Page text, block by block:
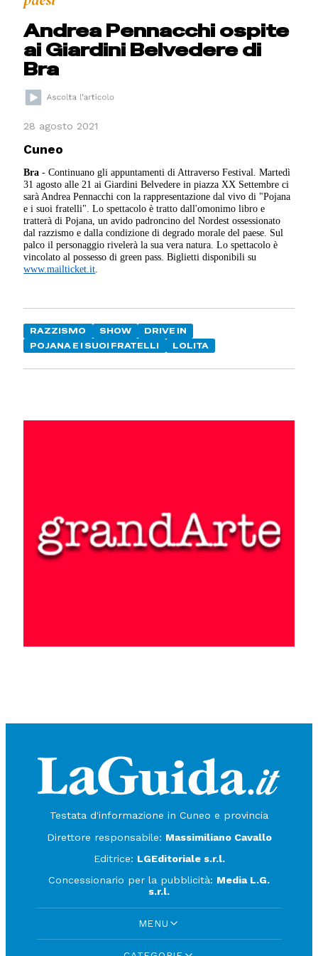
Andrea Pennacchi ospite
ai Giardini Belvedere di
Bra
28 agosto 2021
Cuneo
Bra - Continuano gli appuntamenti di Attraverso Festival. Martedì
31 agosto alle 21 ai Giardini Belvedere in piazza XX Settembre ci
sarà Andrea Pennacchi con la rappresentazione dal vivo di "Pojana
e i suoi fratelli". Lo spettacolo è tratto dall'omonimo libro e
tratterà di Pojana, un avido padroncino del Nordest ossessionato
dal razzismo e dalla condizione di degrado morale del paese. Sul
palco il personaggio rivelerà la sua vera natura. Lo spettacolo è
vincolato al possesso di green pass. Biglietti disponibili su
www.mailticket.it
RAZZISMO SHOW
DRIVE IN
POJANA E I SUOI FRATELLI
LOLITA
Testata d'informazione in Cuneo e provincia
Direttore responsabile: Massimiliano Cavallo
Editrice: LGEditoriale s.r.l.
Concessionario per la pubblicità: Media L.G.
s.r.l.
MENU